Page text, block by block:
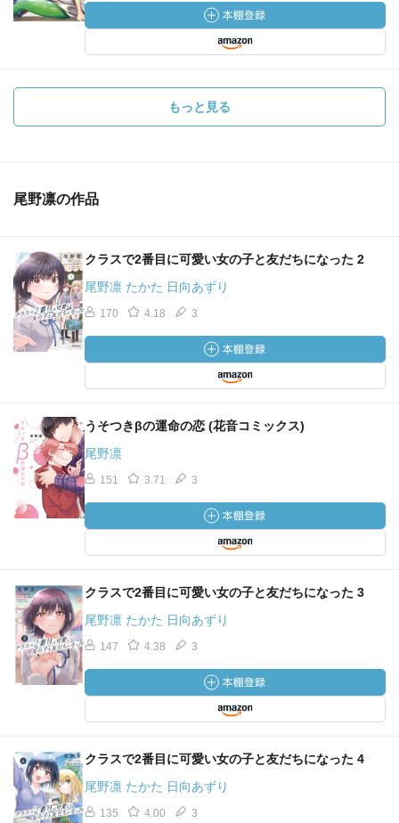
もっと見る
尾野凛の作品
クラスで2番目に可愛い女の子と友だちになった 2
尾野凛 たかた 日向あずり
170 4.18 3
うそつきβの運命の恋 (花音コミックス)
尾野凛
151 3.71 3
クラスで2番目に可愛い女の子と友だちになった 3
尾野凛 たかた 日向あずり
147 4.38 3
クラスで2番目に可愛い女の子と友だちになった 4
尾野凛 たかた 日向あずり
135 4.00 3